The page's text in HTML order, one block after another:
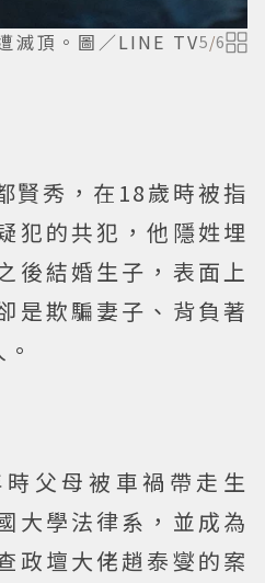
滅頂。圖／LINE TV5/6
賢秀，在18歲時被指
犯的共犯，他隱姓埋
後結婚生子，表面上
是欺騙妻子、背負著
父母被車禍帶走生
大學法律系，並成為
政壇大佬趙泰燮的案